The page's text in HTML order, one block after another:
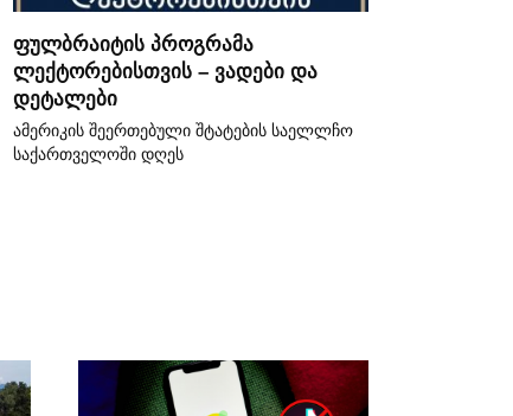
ფულბრაიტის პროგრამა
ლექტორებისთვის – ვადები და
დეტალები
ამერიკის შეერთებული შტატების საელლჩო
საქართველოში დღეს